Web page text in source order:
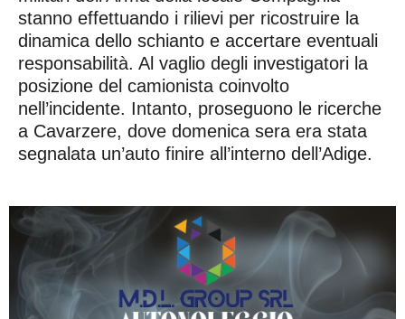
stanno effettuando i rilievi per ricostruire la
dinamica dello schianto e accertare eventuali
responsabilità. Al vaglio degli investigatori la
posizione del camionista coinvolto
nell’incidente. Intanto, proseguono le ricerche
a Cavarzere, dove domenica sera era stata
segnalata un’auto finire all’interno dell’Adige.